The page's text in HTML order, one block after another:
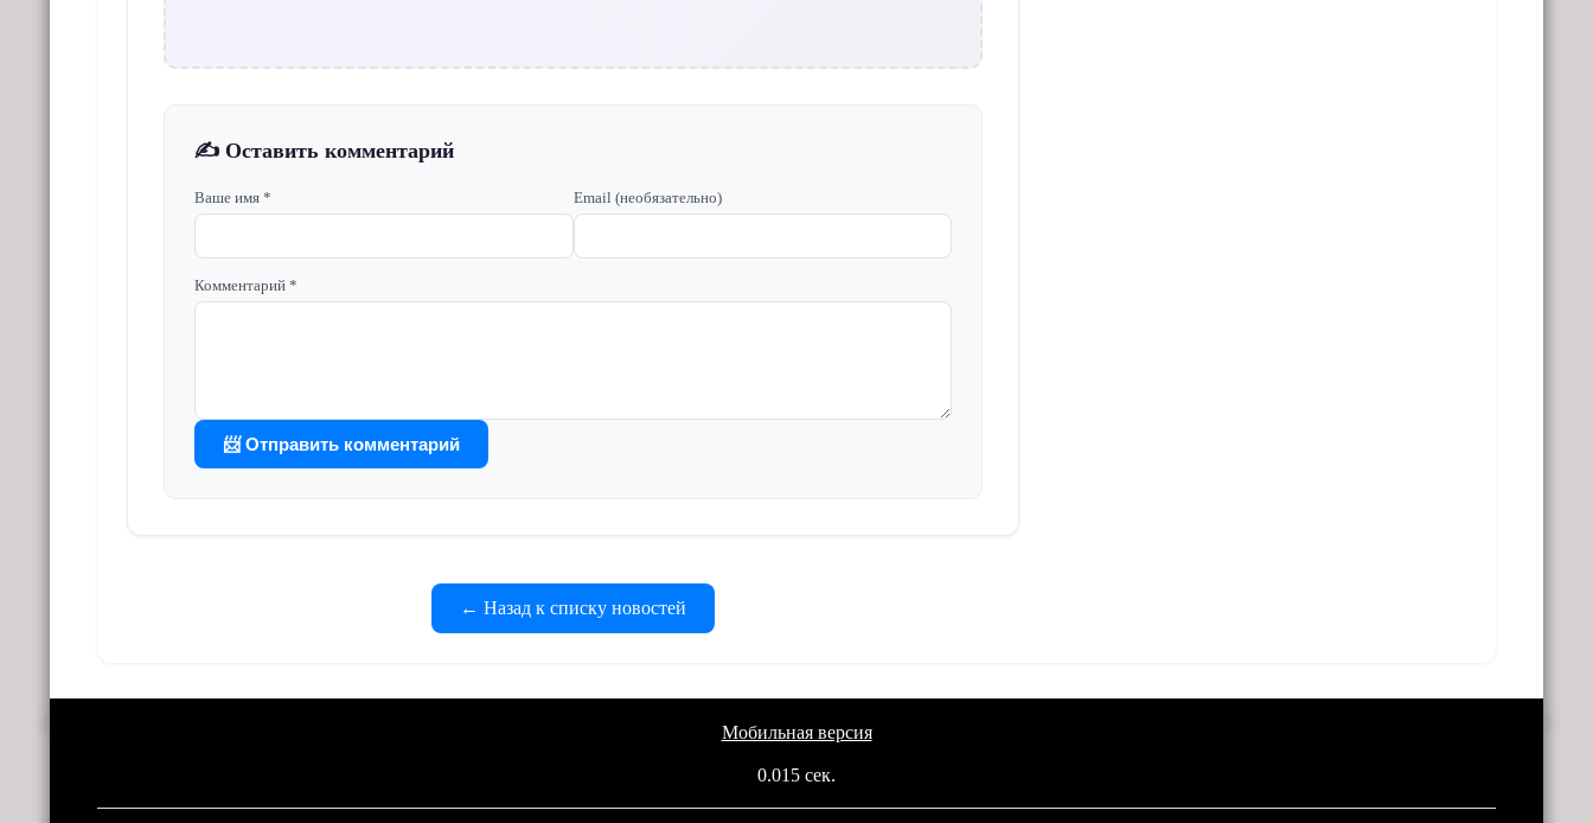
✍️ Оставить комментарий
Ваше имя * Email (необязательно)
Комментарий *
📨 Отправить комментарий
← Назад к списку новостей
Мобильная версия
0.015 сек.